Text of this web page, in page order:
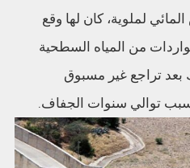
لملوية، كان لها وقع
من المياه السطحية
بعد تراجع غير مسبوق
توالي سنوات الجفاف.